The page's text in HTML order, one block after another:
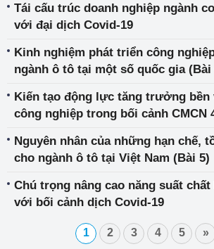
Tái cấu trúc doanh nghiệp ngành
với đại dịch Covid-19
Kinh nghiệm phát triển công
ngành ô tô tại một số quốc gia (Bài
Kiến tạo động lực tăng trưởng
công nghiệp trong bối cảnh CMCN
Nguyên nhân của những hạn chế,
cho ngành ô tô tại Việt Nam (Bài 5)
Chú trọng nâng cao năng suất
với bối cảnh dịch Covid-19
1 2 3 4 5 »